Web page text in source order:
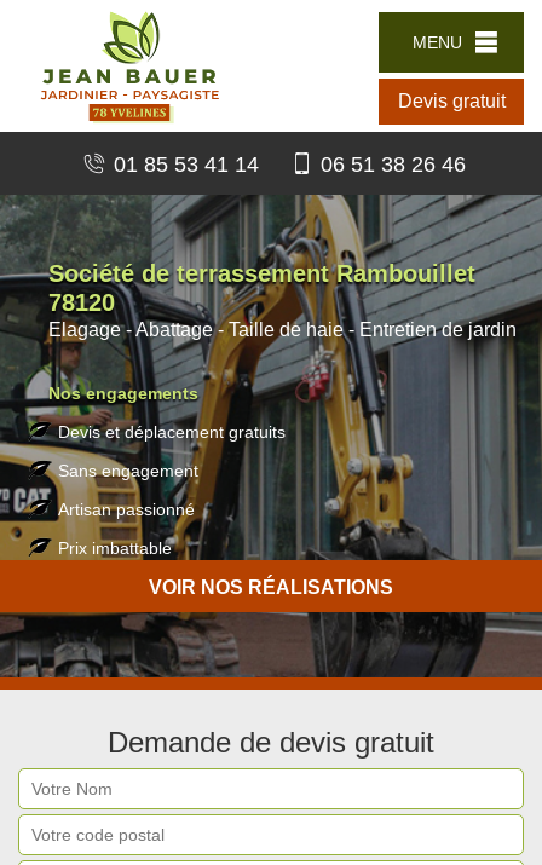
MENU
Devis gratuit
01 85 53 41 14 06 51 38 26 46
Société de terrassement Rambouillet
78120
Elagage - Abattage - Taille de haie - Entretien de jardin
VOIR NOS RÉALISATIONS
Nos engagements
Devis et déplacement gratuits
Sans engagement
Artisan passionné
Prix imbattable
Travail de qualité
Demande de devis gratuit